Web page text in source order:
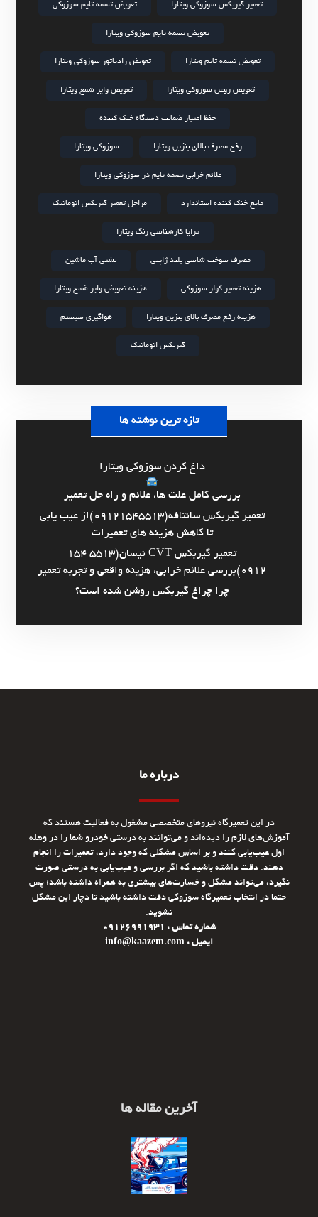
تعمیر گیربکس سوزوکی ویتارا تعویض تسمه تایم سوزوکی
تعویض تسمه تایم سوزوکی ویتارا
تعویض تسمه تایم ویتارا تعویض رادیاتور سوزوکی ویتارا
تعویض روغن سوزوکی ویتارا تعویض وایر شمع ویتارا
حفظ اعتبار ضمانت دستگاه خنک کننده
رفع مصرف بالای بنزین ویتارا سوزوکی ویتارا
علائم خرابی تسمه تایم در سوزوکی ویتارا
مایع خنک کننده استاندارد مراحل تعمیر گیربکس اتوماتیک
مزایا کارشناسی رنگ ویتارا
مصرف سوخت شاسی بلند ژاپنی نشتی آب ماشین
هزینه تعمیر کولر سوزوکی هزینه تعویض وایر شمع ویتارا
هزینه رفع مصرف بالای بنزین ویتارا هواگیری سیستم
گیربکس اتوماتیک
تازه ترین نوشته ها
داغ کردن سوزوکی ویتارا
بررسی کامل علت ها، علائم و راه حل تعمیر
تعمیر گیربکس سانتافه(09121545513)از عیب یابی
تا کاهش هزینه های تعمیرات
تعمیر گیربکس CVT نیسان(5513 154
0912)بررسی علائم خرابی، هزینه واقعی و تجربه تعمیر
چرا چراغ گیربکس روشن شده است؟
درباره ما
در این تعمیرگاه نیروهای متخصصی مشغول به فعالیت هستند که
آموزش‌های لازم را دیده‌اند و می‌توانند به درستی خودرو شما را در وهله
اول عیب‌یابی کنند و بر اساس مشکلی که وجود دارد، تعمیرات را انجام
دهند. دقت داشته باشید که اگر بررسی و عیب‌یابی به درستی صورت
نگیرد، می‌تواند مشکل و خسارت‌های بیشتری به همراه داشته باشد؛ پس
حتما در انتخاب تعمیرگاه سوزوکی دقت داشته باشید تا دچار این مشکل
نشوید.
شماره تماس : 09126991931
ایمیل : info@kaazem.com
آخرین مقاله ها